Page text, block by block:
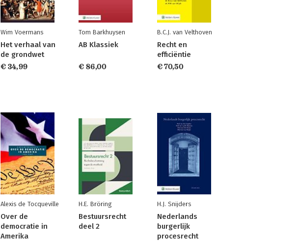
Wim Voermans
Het verhaal van
de grondwet
€ 34,99
Tom Barkhuysen
AB Klassiek
€ 86,00
B.C.J. van Velthoven
Recht en
efficiëntie
€ 70,50
Alexis de Tocqueville
Over de
democratie in
Amerika
H.E. Bröring
Bestuursrecht
deel 2
H.J. Snijders
Nederlands
burgerlijk
procesrecht